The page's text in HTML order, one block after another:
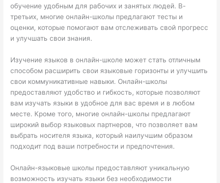
обучение удобным для рабочих и занятых людей. В-
третьих, многие онлайн-школы предлагают тесты и
оценки, которые помогают вам отслеживать свой прогресс
и улучшать свои знания.
Изучение языков в онлайн-школе может стать отличным
способом расширить свои языковые горизонты и улучшить
свои коммуникативные навыки. Онлайн-школы
предоставляют удобство и гибкость, которые позволяют
вам изучать языки в удобное для вас время и в любом
месте. Кроме того, многие онлайн-школы предлагают
широкий выбор языковых партнеров, что позволяет вам
выбрать носителя языка, который наилучшим образом
подходит под ваши потребности и предпочтения.
Онлайн-языковые школы предоставляют уникальную
возможность изучать языки без необходимости